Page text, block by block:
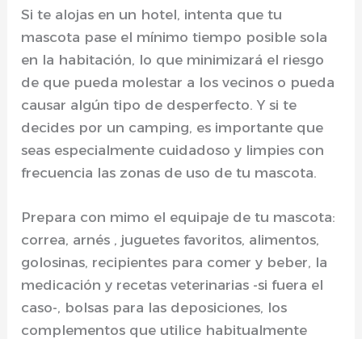
Si te alojas en un hotel, intenta que tu
mascota pase el mínimo tiempo posible sola
en la habitación, lo que minimizará el riesgo
de que pueda molestar a los vecinos o pueda
causar algún tipo de desperfecto. Y si te
decides por un camping, es importante que
seas especialmente cuidadoso y limpies con
frecuencia las zonas de uso de tu mascota.
Prepara con mimo el equipaje de tu mascota:
correa, arnés , juguetes favoritos, alimentos,
golosinas, recipientes para comer y beber, la
medicación y recetas veterinarias -si fuera el
caso-, bolsas para las deposiciones, los
complementos que utilice habitualmente